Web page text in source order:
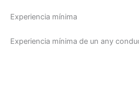
Experiencia mínima
Experiencia mínima de un any